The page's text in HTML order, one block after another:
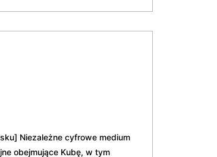
Niezależne cyfrowe medium
obejmujące Kubę, w tym